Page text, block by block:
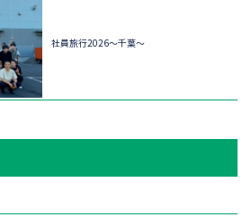
社員旅行2026～千葉～